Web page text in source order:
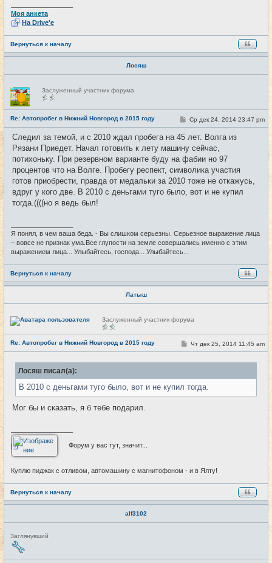
Моя анкета
На Drive'e
Вернуться к началу
Лосяш
Н
е
в
с
е
т
и
Заслуженный участник форума
Re: Автопробег в Нижний Новгород в 2015 году #23
С
о
б
щ
н
и
Ср дек 24, 2014 23:47 pm
Следил за темой, и с 2010 ждал пробега на 45 лет. Волга из
Рязани Приедет. Начал готовить к лету машину сейчас,
потихоньку. При резервном варианте буду на фабии но 97
процентов что на Волге. Пробегу респект, символика участия
готов приобрести, правда от медальки за 2010 тоже не откажусь,
вдруг у кого две. В 2010 с деньгами туго было, вот и не купил
тогда.((((но я ведь был!
Я понял, в чем ваша беда. - Вы слишком серьезны. Серьезное выражение лица
– вовсе не признак ума.Все глупости на земле совершались именно с этим
выражением лица... Улыбайтесь, господа... Улыбайтесь...
Вернуться к началу
Латыш
Н
е
е
т
Заслуженный участник форума
Re: Автопробег в Нижний Новгород в 2015 году #24
С
о
е
н
Чт дек 25, 2014 11:45 am
Лосяш писал(а):
В 2010 с деньгами туго было, вот и не купил тогда.
Мог бы и сказать, я б тебе подарил.
Форум у вас тут, значит...
Куплю пиджак с отливом, автомашину с магнитофоном - и в Ялту!
Вернуться к началу
alf3102
Н
е
в
Заглянувший